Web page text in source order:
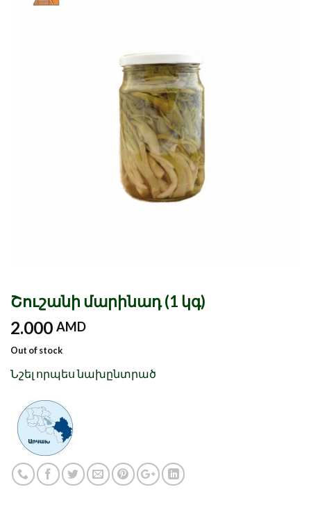
Շուշանի մարինադ (1 կգ)
2.000 AMD
Out of stock
Նշել որպես նախընտրած